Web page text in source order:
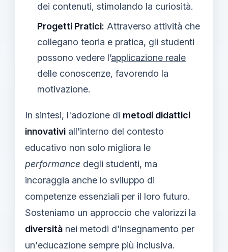
dei contenuti, stimolando la curiosità.
Progetti Pratici: Attraverso attività che
collegano teoria e pratica, gli studenti
possono vedere l’applicazione reale
delle conoscenze, favorendo la
motivazione.
In sintesi, l'adozione di metodi didattici
innovativi all'interno del contesto
educativo non solo migliora le
performance degli studenti, ma
incoraggia anche lo sviluppo di
competenze essenziali per il loro futuro.
Sosteniamo un approccio che valorizzi la
diversità nei metodi d'insegnamento per
un'educazione sempre più inclusiva.